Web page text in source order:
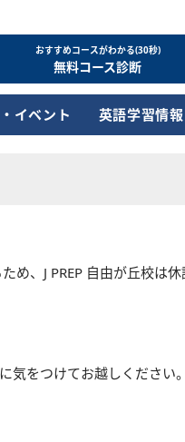
おすすめコースがわかる(30秒)
無料コース診断
イベント 英語学習情報
、J PREP 自由が丘校は休
気をつけてお越しください。